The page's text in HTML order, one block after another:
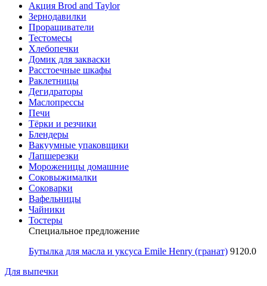
Акция Brod and Taylor
Зернодавилки
Проращиватели
Тестомесы
Хлебопечки
Домик для закваски
Расстоечные шкафы
Раклетницы
Дегидраторы
Маслопрессы
Печи
Тёрки и резчики
Блендеры
Вакуумные упаковщики
Лапшерезки
Мороженицы домашние
Соковыжималки
Соковарки
Вафельницы
Чайники
Тостеры
Специальное предложение
Бутылка для масла и уксуса Emile Henry (гранат) 9120.0
Для выпечки